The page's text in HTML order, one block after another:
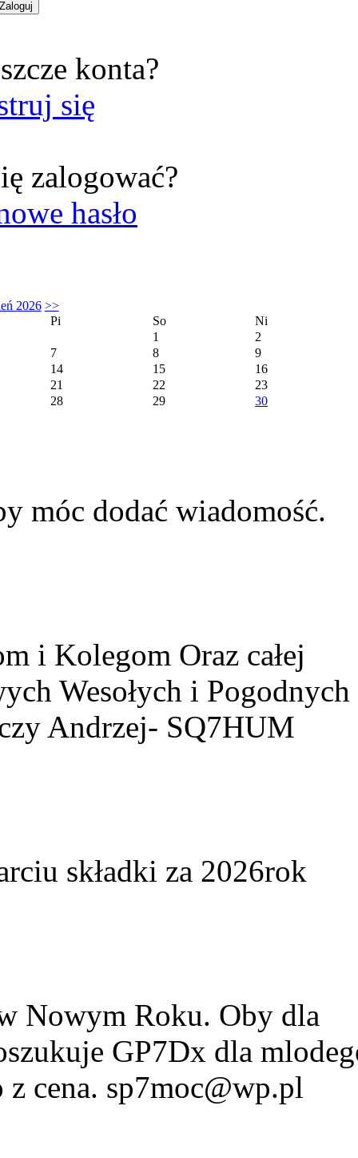
konta?
się
zalogować?
hasło
2026 >>
Pi
So
Ni
1
2
7
8
9
14
15
16
21
22
23
28
29 30
móc dodać wiadomość.
i Kolegom Oraz całej
Wesołych i Pogodnych
Andrzej- SQ7HUM
składki za 2026rok
Nowym Roku. Oby dla
GP7Dx dla
cena. sp7moc@wp.pl